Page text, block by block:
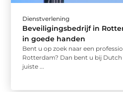
Dienstverlening
Beveiligingsbedrijf in
in goede handen
Bent u op zoek naar een
Rotterdam? Dan bent u bij
juiste ...